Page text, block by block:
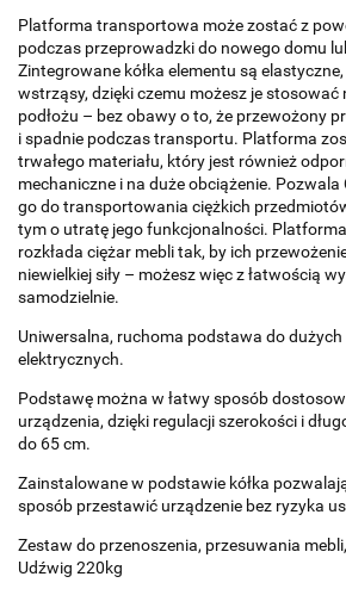
Platforma transportowa może zostać z
podczas przeprowadzki do nowego domu
Zintegrowane kółka elementu są
wstrząsy, dzięki czemu możesz je
podłożu – bez obawy o to, że przewożony
i spadnie podczas transportu. Platforma
trwałego materiału, który jest również
mechaniczne i na duże obciążenie.
go do transportowania ciężkich
tym o utratę jego funkcjonalności.
rozkłada ciężar mebli tak, by ich
niewielkiej siły – możesz więc z łatwością
samodzielnie.
Uniwersalna, ruchoma podstawa do dużych
elektrycznych.
Podstawę można w łatwy sposób
urządzenia, dzięki regulacji szerokości i
do 65 cm.
Zainstalowane w podstawie kółka
sposób przestawić urządzenie bez ryzyka
Zestaw do przenoszenia, przesuwania
Udźwig 220kg